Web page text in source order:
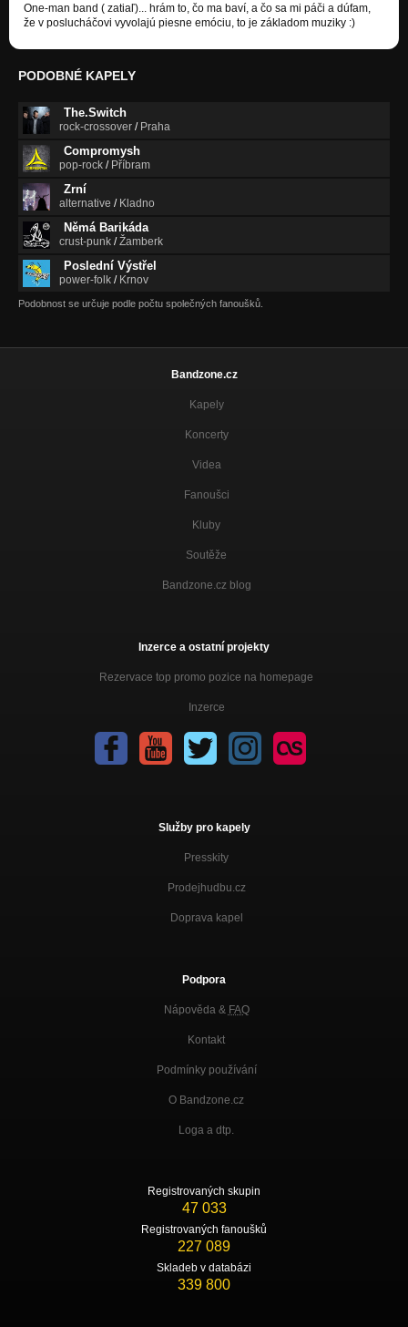
One-man band ( zatiaľ)... hrám to, čo ma baví, a čo sa mi páči a dúfam,
že v poslucháčovi vyvolajú piesne emóciu, to je základom muziky :)
PODOBNÉ KAPELY
The.Switch
rock-crossover / Praha
Compromysh
pop-rock / Příbram
Zrní
alternative / Kladno
Němá Barikáda
crust-punk /Žamberk
Poslední Výstřel
power-folk / Krnov
Podobnost se určuje podle počtu společných fanoušků.
Bandzone.cz
Kapely
Koncerty
Videa
Fanoušci
Kluby
Soutěže
Bandzone.cz blog
Inzerce a ostatní projekty
Rezervace top promo pozice na homepage
Inzerce
Služby pro kapely
Presskity
Prodejhudbu.cz
Doprava kapel
Podpora
Nápověda & FAQ
Kontakt
Podmínky používání
O Bandzone.cz
Loga a dtp.
Registrovaných skupin
47 033
Registrovaných fanoušků
227 089
Skladeb v databázi
339 800